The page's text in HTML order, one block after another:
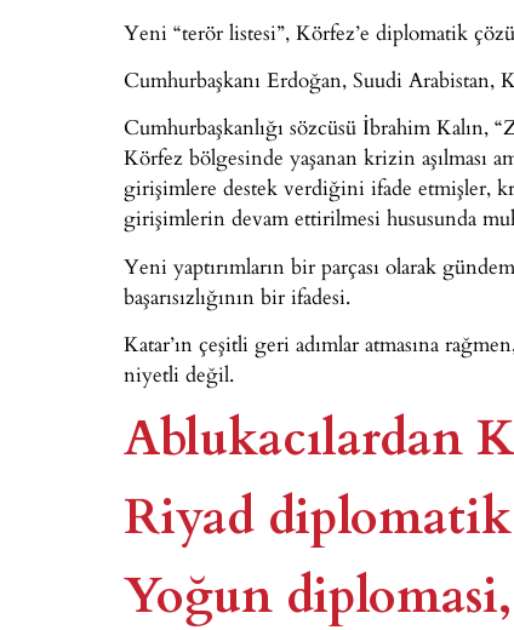
Yeni “terör listesi”, Körfez’e diplomatik
Cumhurbaşkanı Erdoğan, Suudi
Cumhurbaşkanlığı sözcüsü İbrahim Kalın,
Körfez bölgesinde yaşanan krizin aşılması
girişimlere destek verdiğini ifade etmişler,
girişimlerin devam ettirilmesi hususunda
Yeni yaptırımların bir parçası olarak
başarısızlığının bir ifadesi.
Katar’ın çeşitli geri adımlar atmasına
niyetli değil.
Ablukacılardan
Riyad diplomatik
Yoğun